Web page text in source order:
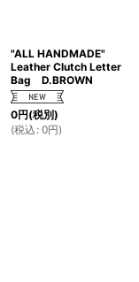
"ALL HANDMADE"
Leather Clutch Letter
Bag D.BROWN
0円(税別)
(税込 : 0円)